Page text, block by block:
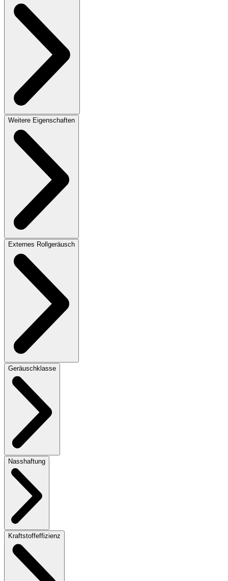
Weitere Eigenschaften
Externes Rollgeräusch
Geräuschklasse
Nasshaftung
Kraftstoffeffizienz